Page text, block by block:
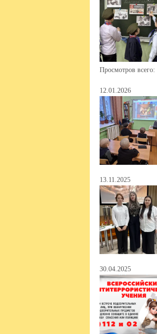
Просмотров всего:
12.01.2026
13.11.2025
30.04.2025